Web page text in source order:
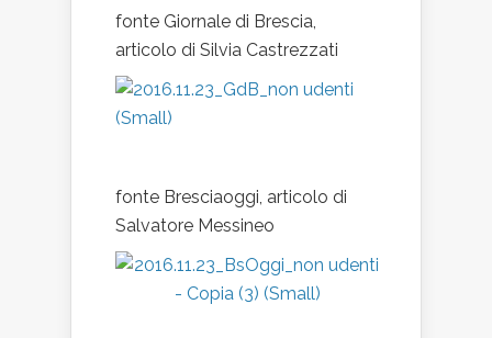
fonte Giornale di Brescia,
articolo di Silvia Castrezzati
fonte Bresciaoggi, articolo di
Salvatore Messineo